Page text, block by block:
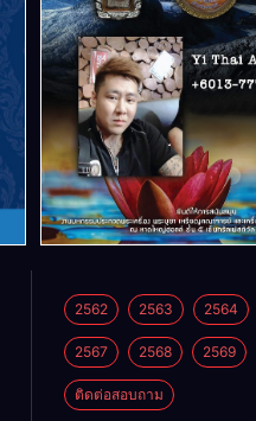
2562 2563 2564
2567 2568 2569
ติดต่อสอบถาม